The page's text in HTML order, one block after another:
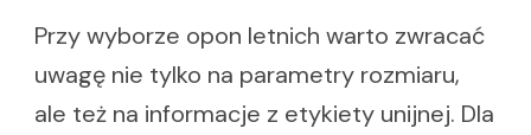
Przy wyborze opon letnich warto zwracać
uwagę nie tylko na parametry rozmiaru,
ale też na informacje z etykiety unijnej. Dla